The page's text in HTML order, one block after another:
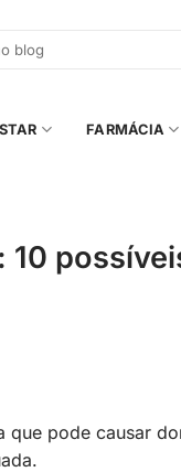
FARMÁCIA
que pode causar